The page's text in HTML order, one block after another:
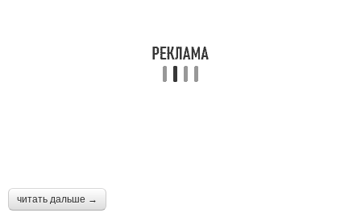
читать дальше →